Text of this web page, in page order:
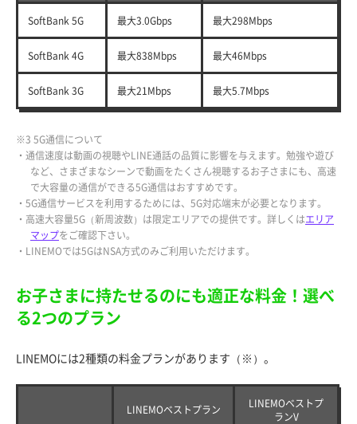
SoftBank 5G 最大3.0Gbps 最大298Mbps
SoftBank 4G 最大838Mbps 最大46Mbps
SoftBank 3G 最大21Mbps 最大5.7Mbps
※3 5G通信について
・通信速度は動画の視聴やLINE通話の品質に影響を与えます。勉強や遊び
など、さまざまなシーンで動画をたくさん視聴するお子さまにも、高速
で大容量の通信ができる5G通信はおすすめです。
・5G通信サービスを利用するためには、5G対応端末が必要となります。
・高速大容量5G（新周波数）は限定エリアでの提供です。詳しくはエリア
マップをご確認下さい。
・LINEMOでは5GはNSA方式のみご利用いただけます。
お子さまに持たせるのにも適正な料金！選べ
る2つのプラン
LINEMOには2種類の料金プランがあります（※）。
LINEMOベストプラン
LINEMOベストプ
ランV